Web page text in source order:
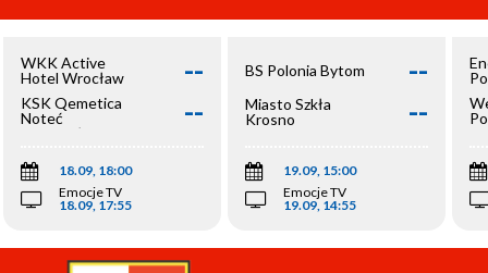
WKK Active
Hotel Wrocław
--
KSK Qemetica
Noteć
Inowrocław
--
18.09, 18:00
Emocje TV
18.09, 17:55
BS Polonia Bytom --
Miasto Szkła
Krosno
--
19.09, 15:00
Emocje TV
19.09, 14:55